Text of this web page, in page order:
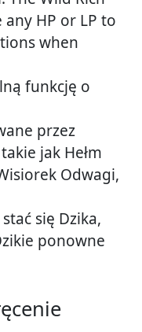
HP or LP to
when
funkcję o
przez
jak Hełm
Odwagi,
się Dzika,
ponowne